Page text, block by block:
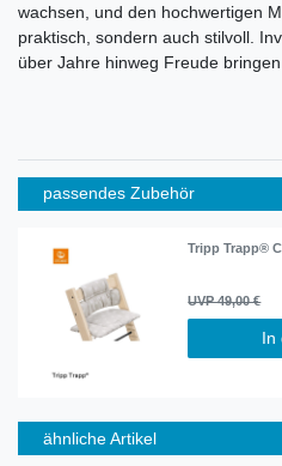
wachsen, und den hochwertigen
praktisch, sondern auch stilvoll.
über Jahre hinweg Freude bringen
passendes Zubehör
Tripp Trapp®
UVP 49,00 €
In
ähnliche Artikel